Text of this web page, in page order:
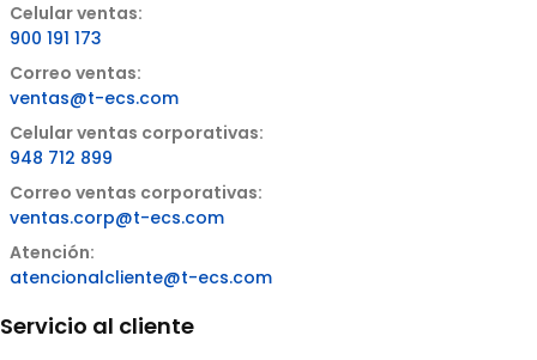
Celular ventas:
900 191 173
Correo ventas:
ventas@t-ecs.com
Celular ventas corporativas:
948 712 899
Correo ventas corporativas:
ventas.corp@t-ecs.com
Atención:
atencionalcliente@t-ecs.com
Servicio al cliente